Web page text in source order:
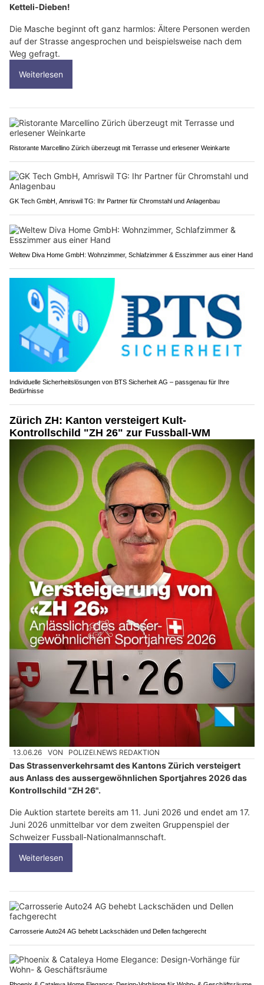
Ketteli-Dieben!
Die Masche beginnt oft ganz harmlos: Ältere Personen werden
auf der Strasse angesprochen und beispielsweise nach dem
Weg gefragt.
Weiterlesen
Ristorante Marcellino Zürich überzeugt mit Terrasse und erlesener Weinkarte
GK Tech GmbH, Amriswil TG: Ihr Partner für Chromstahl und Anlagenbau
Weltew Diva Home GmbH: Wohnzimmer, Schlafzimmer & Esszimmer aus einer Hand
Individuelle Sicherheitslösungen von BTS Sicherheit AG – passgenau für Ihre
Bedürfnisse
Zürich ZH: Kanton versteigert Kult-
Kontrollschild "ZH 26" zur Fussball-WM
13.06.26 VON POLIZEI.NEWS REDAKTION
Das Strassenverkehrsamt des Kantons Zürich versteigert
aus Anlass des aussergewöhnlichen Sportjahres 2026 das
Kontrollschild "ZH 26".
Die Auktion startete bereits am 11. Juni 2026 und endet am 17.
Juni 2026 unmittelbar vor dem zweiten Gruppenspiel der
Schweizer Fussball-Nationalmannschaft.
Weiterlesen
Carrosserie Auto24 AG behebt Lackschäden und Dellen fachgerecht